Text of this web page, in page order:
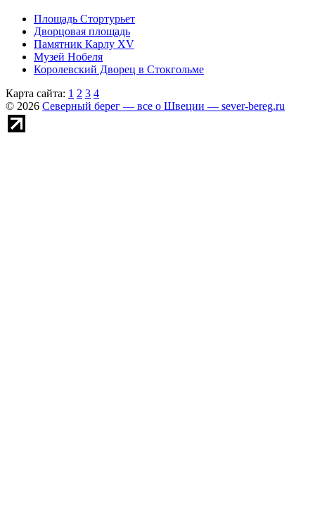
Площадь Стортурьет
Дворцовая площадь
Памятник Карлу XV
Музей Нобеля
Королевский Дворец в Стокгольме
Карта сайта: 1 2 3 4
© 2026 Северный берег — все о Швеции — sever-bereg.ru